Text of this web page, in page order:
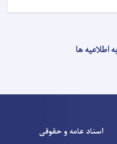
اطلاعیه ها
اسناد عامه و حقوقی